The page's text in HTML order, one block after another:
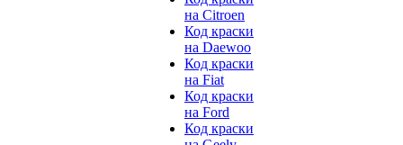
на Citroen
Код краски
на Daewoo
Код краски
на Fiat
Код краски
на Ford
Код краски